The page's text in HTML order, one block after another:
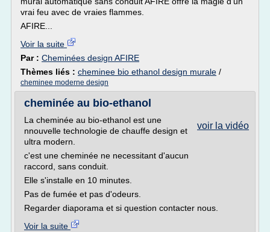
vrai feu avec de vraies flammes.
AFIRE...
Voir la suite
Par : Cheminées design AFIRE
Thèmes liés : cheminee bio ethanol design murale /
cheminee moderne design
cheminée au bio-ethanol
voir la vidéo
La cheminée au bio-ethanol est une
nnouvelle technologie de chauffe design et
ultra modern.
c'est une cheminée ne necessitant d'aucun
raccord, sans conduit.
Elle s'installe en 10 minutes.
Pas de fumée et pas d'odeurs.
Regarder diaporama et si question contacter nous.
Voir la suite